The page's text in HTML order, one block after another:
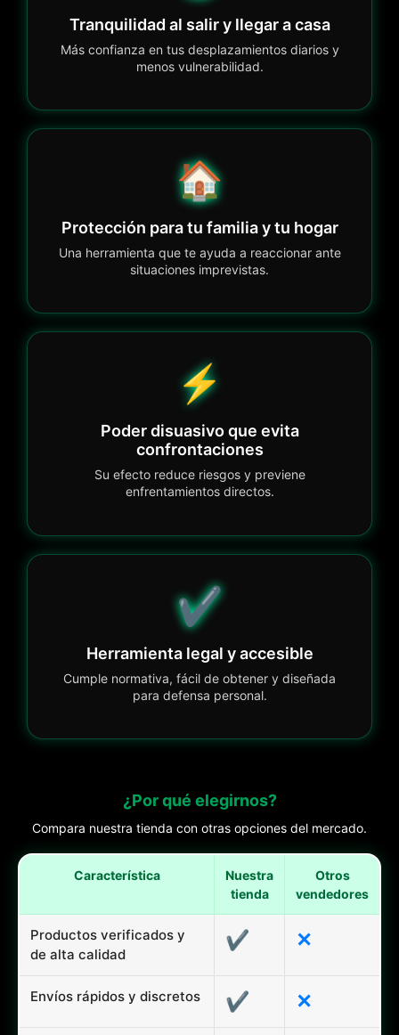
Tranquilidad al salir y llegar a casa
Más confianza en tus desplazamientos diarios y
menos vulnerabilidad.
🏠
Protección para tu familia y tu hogar
Una herramienta que te ayuda a reaccionar ante
situaciones imprevistas.
⚡
Poder disuasivo que evita
confrontaciones
Su efecto reduce riesgos y previene
enfrentamientos directos.
✔️
Herramienta legal y accesible
Cumple normativa, fácil de obtener y diseñada
para defensa personal.
¿Por qué elegirnos?
Compara nuestra tienda con otras opciones del mercado.
Característica
Nuestra
tienda
Otros
vendedores
Productos verificados y
de alta calidad
✔ ✕
Envíos rápidos y discretos ✔ ✕